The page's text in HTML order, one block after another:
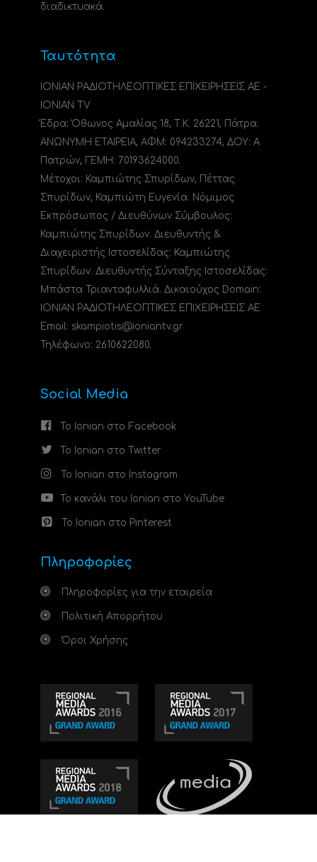
διαδικτυακά.
Ταυτότητα
ΙΟΝΙΑΝ ΡΑΔΙΟΤΗΛΕΟΠΤΙΚΕΣ ΕΠΙΧΕΙΡΗΣΕΙΣ ΑΕ -
IONIAN TV
Έδρα: Όθωνος Αμαλίας 18, Τ.Κ. 26221, Πάτρα.
ΑΝΩΝΥΜΗ ΕΤΑΙΡΕΙΑ, ΑΦΜ: 094233274, ΔΟΥ: A
Πατρών, ΓΕΜΗ: 70193624000.
Μέτοχοι: Καμπιώτης Σπυρίδων, Πέττας
Σπυρίδων, Καμπιώτη Ευγενία. Νόμιμος
Εκπρόσωπος / Διευθύνων Σύμβουλος:
Καμπιώτης Σπυρίδων. Διευθυντής &
Διαχειριστής Ιστοσελίδας: Καμπιώτης
Σπυρίδων. Διευθυντής Σύνταξης Ιστοσελίδας:
Μπάστα Τριανταφυλλιά. Δικαιούχος Domain:
ΙΟΝΙΑΝ ΡΑΔΙΟΤΗΛΕΟΠΤΙΚΕΣ ΕΠΙΧΕΙΡΗΣΕΙΣ ΑΕ
Email: skampiotis@ioniantv.gr
Τηλέφωνο: 2610622080.
Social Media
Το Ionian στο Facebook
Το Ionian στο Twitter
Το Ionian στο Instagram
Το κανάλι του Ionian στο YouTube
Το Ionian στο Pinterest
Πληροφορίες
Πληροφορίες για την εταιρεία
Πολιτική Απορρήτου
Όροι Χρήσης